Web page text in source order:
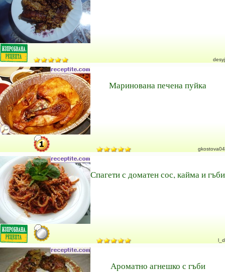
desyj
Маринована печена пуйка
gkostova04
Спагети с доматен сос, кайма и гъби
l_d
Ароматно агнешко с гъби